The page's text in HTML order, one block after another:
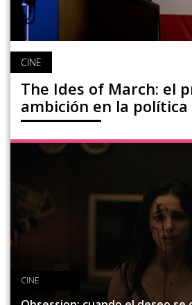
CINE
The Ides of March: el
ambición en la política
CINE